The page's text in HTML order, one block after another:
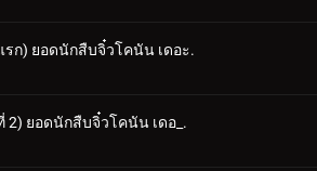
ก) ยอดนักสืบจิ๋วโคนัน เดอะ.
ยอดนักสืบจิ๋วโคนัน เดอ_.